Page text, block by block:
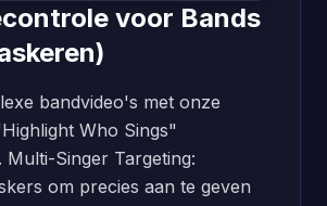
voor Bands
bandvideo's met onze
Who Sings"
Multi-Singer Targeting:
om precies aan te geven